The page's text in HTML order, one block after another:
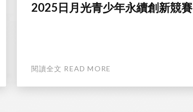
2025日月光青少年永續創新競賽
閱讀全文 READ MORE